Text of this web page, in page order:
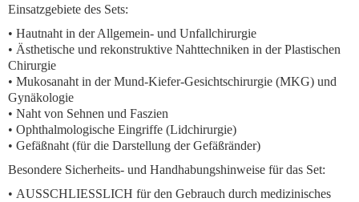
Einsatzgebiete des Sets:
• Hautnaht in der Allgemein- und Unfallchirurgie
• Ästhetische und rekonstruktive Nahttechniken in der Plastischen
Chirurgie
• Mukosanaht in der Mund-Kiefer-Gesichtschirurgie (MKG) und
Gynäkologie
• Naht von Sehnen und Faszien
• Ophthalmologische Eingriffe (Lidchirurgie)
• Gefäßnaht (für die Darstellung der Gefäßränder)
Besondere Sicherheits- und Handhabungshinweise für das Set:
• AUSSCHLIESSLICH für den Gebrauch durch medizinisches